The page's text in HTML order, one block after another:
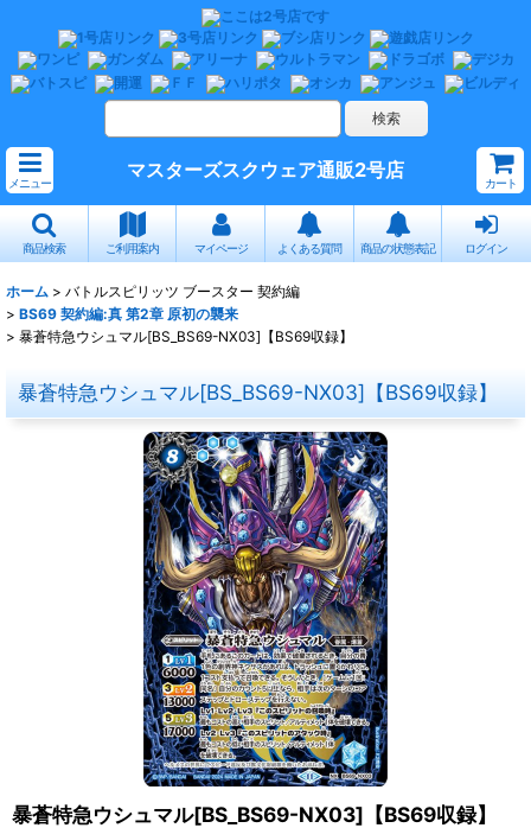
メニュー
マスターズスクウェア通販2号店
カート
商品検索 ご利用案内 マイページ よくある質問 商品の状態表記 ログイン
ホーム > バトルスピリッツ ブースター 契約編
> BS69 契約編:真 第2章 原初の襲来
> 暴蒼特急ウシュマル[BS_BS69-NX03]【BS69収録】
暴蒼特急ウシュマル[BS_BS69-NX03]【BS69収録】
暴蒼特急ウシュマル[BS_BS69-NX03]【BS69収録】